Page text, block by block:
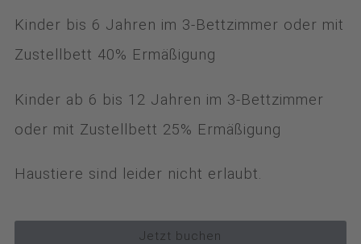
Kinder bis 6 Jahren im 3-Bettzimmer oder mit
Zustellbett 40% Ermäßigung
Kinder ab 6 bis 12 Jahren im 3-Bettzimmer
oder mit Zustellbett 25% Ermäßigung
Haustiere sind leider nicht erlaubt.
Jetzt buchen